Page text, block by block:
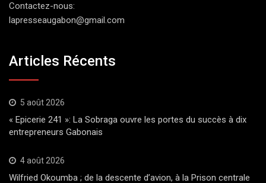
Contactez-nous:
lapresseaugabon@gmail.com
Articles Récents
5 août 2026
« Epicerie 241 »: La Sobraga ouvre les portes du succès à dix
entrepreneurs Gabonais
4 août 2026
Wilfried Okoumba ; de la descente d’avion, à la Prison centrale